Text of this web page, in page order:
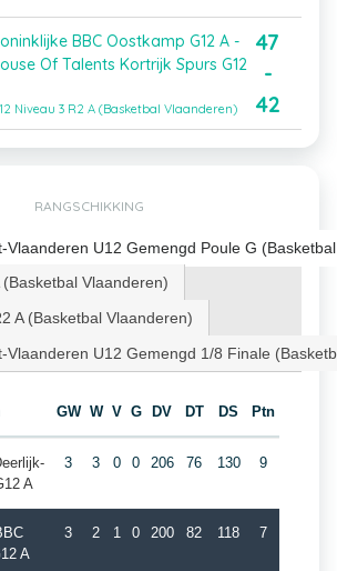
BBC Oostkamp G12 A -
Of Talents Kortrijk Spurs G12
Niveau 3 R2 A (Basketbal Vlaanderen)
47
-
42
RANGSCHIKKING
Vlaanderen U12 Gemengd Poule G
(Basketbal Vlaanderen)
A (Basketbal Vlaanderen)
Vlaanderen U12 Gemengd 1/8 Finale
GW W V G DV DT DS Ptn
A
3 3 0 0 206 76 130 9
A
3 2 1 0 200 82 118 7